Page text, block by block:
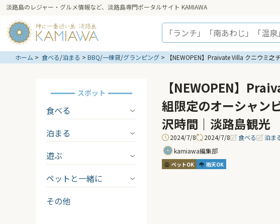
淡路島のレジャー・グルメ情報など、淡路島専門ポータルサイト KAMIAWA
ホーム 食べる/泊まる BBQ/一棟貸/グランピング 【NEWOPEN】Praivate Villa クニウミ
スポット
食べる
泊まる
遊ぶ
ペットと一緒に
その他
【NEWOPEN】
組限定のオーシャン
沢時間｜淡路島観光
2024/7/8 2024/7/8 食べる 泊ま
kamiawa編集部
ペットOK 雨天OK